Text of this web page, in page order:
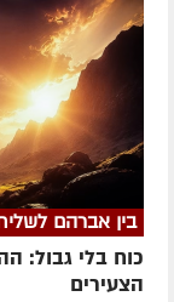
בין אברהם
כוח בלי גבול:
הצעירים